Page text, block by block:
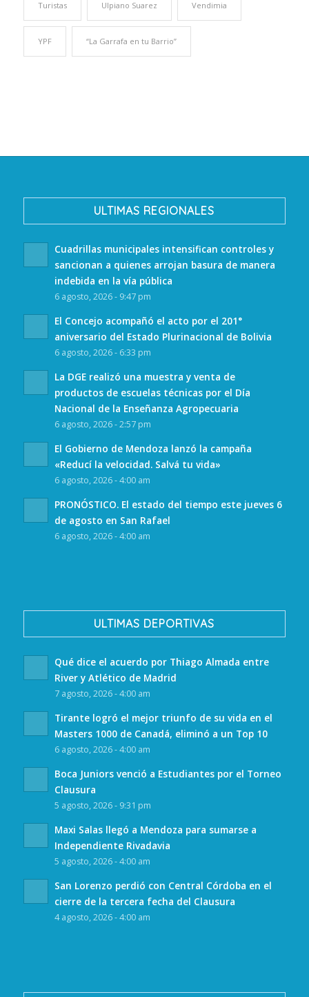
Turistas Ulpiano Suarez Vendimia
YPF “La Garrafa en tu Barrio”
ULTIMAS REGIONALES
Cuadrillas municipales intensifican controles y
sancionan a quienes arrojan basura de manera
indebida en la vía pública
6 agosto, 2026 - 9:47 pm
El Concejo acompañó el acto por el 201°
aniversario del Estado Plurinacional de Bolivia
6 agosto, 2026 - 6:33 pm
La DGE realizó una muestra y venta de
productos de escuelas técnicas por el Día
Nacional de la Enseñanza Agropecuaria
6 agosto, 2026 - 2:57 pm
El Gobierno de Mendoza lanzó la campaña
«Reducí la velocidad. Salvá tu vida»
6 agosto, 2026 - 4:00 am
PRONÓSTICO. El estado del tiempo este jueves 6
de agosto en San Rafael
6 agosto, 2026 - 4:00 am
ULTIMAS DEPORTIVAS
Qué dice el acuerdo por Thiago Almada entre
River y Atlético de Madrid
7 agosto, 2026 - 4:00 am
Tirante logró el mejor triunfo de su vida en el
Masters 1000 de Canadá, eliminó a un Top 10
6 agosto, 2026 - 4:00 am
Boca Juniors venció a Estudiantes por el Torneo
Clausura
5 agosto, 2026 - 9:31 pm
Maxi Salas llegó a Mendoza para sumarse a
Independiente Rivadavia
5 agosto, 2026 - 4:00 am
San Lorenzo perdió con Central Córdoba en el
cierre de la tercera fecha del Clausura
4 agosto, 2026 - 4:00 am